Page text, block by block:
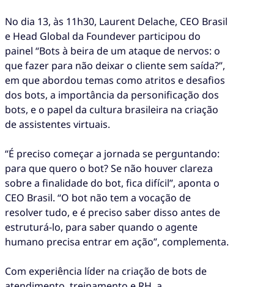
No dia 13, às 11h30, Laurent Delache, CEO Brasil
e Head Global da Foundever participou do
painel “Bots à beira de um ataque de nervos: o
que fazer para não deixar o cliente sem saída?”,
em que abordou temas como atritos e desafios
dos bots, a importância da personificação dos
bots, e o papel da cultura brasileira na criação
de assistentes virtuais.
“É preciso começar a jornada se perguntando:
para que quero o bot? Se não houver clareza
sobre a finalidade do bot, fica difícil”, aponta o
CEO Brasil. “O bot não tem a vocação de
resolver tudo, e é preciso saber disso antes de
estruturá-lo, para saber quando o agente
humano precisa entrar em ação”, complementa.
Com experiência líder na criação de bots de